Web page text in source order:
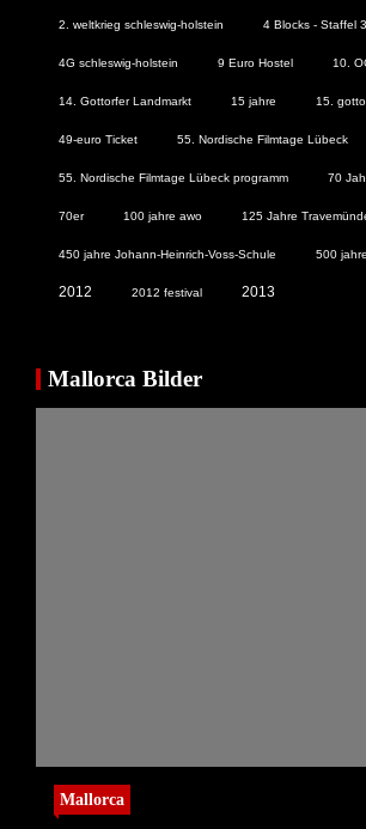
2. weltkrieg schleswig-holstein 4 Blocks - Staffel 3
4G schleswig-holstein 9 Euro Hostel 10.
14. Gottorfer Landmarkt 15 jahre 15.
49-euro Ticket 55. Nordische Filmtage Lübeck
55. Nordische Filmtage Lübeck programm 70
70er 100 jahre awo 125 Jahre
450 jahre Johann-Heinrich-Voss-Schule 500
2012 2012 festival 2013
Mallorca Bilder
Mallorca